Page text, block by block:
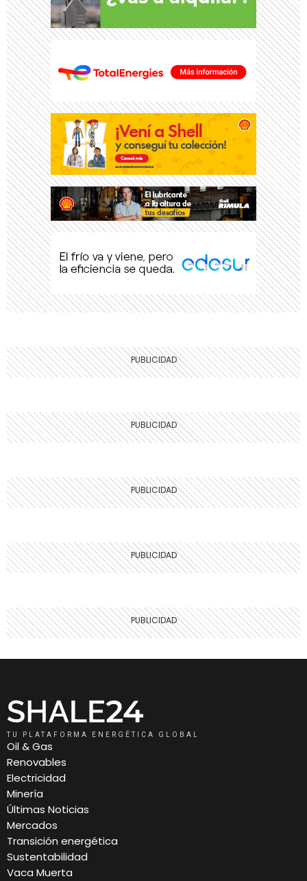
TU PLATAFORMA ENERGÉTICA GLOBAL
Oil & Gas
Renovables
Electricidad
Minería
Últimas Noticias
Mercados
Transición energética
Sustentabilidad
Vaca Muerta